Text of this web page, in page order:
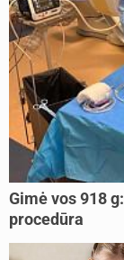
Gimė vos 918
procedūra